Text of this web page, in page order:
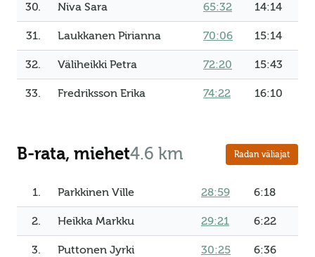
30. Niva Sara 65:32 14:14
31. Laukkanen Pirianna 70:06 15:14
32. Väliheikki Petra 72:20 15:43
33. Fredriksson Erika 74:22 16:10
B-rata, miehet4.6 km Radan väliajat
1. Parkkinen Ville 28:59 6:18
2. Heikka Markku 29:21 6:22
3. Puttonen Jyrki 30:25 6:36